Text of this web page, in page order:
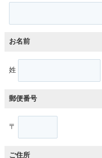
お名前
姓
郵便番号
〒
ご住所